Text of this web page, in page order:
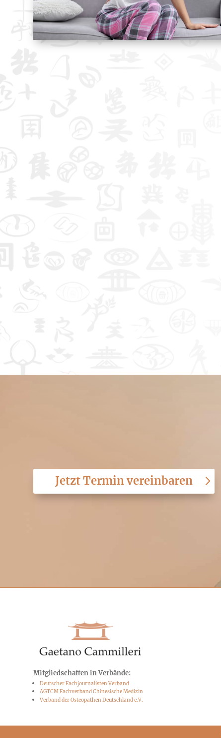
Jetzt Termin vereinbaren
Mitgliedschaften in Verbände:
Deutscher Fachjournalisten Verband
AGTCM Fachverband Chinesische Medizin
Verband der Osteopathen Deutschland e.V.